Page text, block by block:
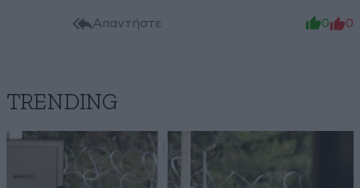
Απαντήστε 0 0
TRENDING